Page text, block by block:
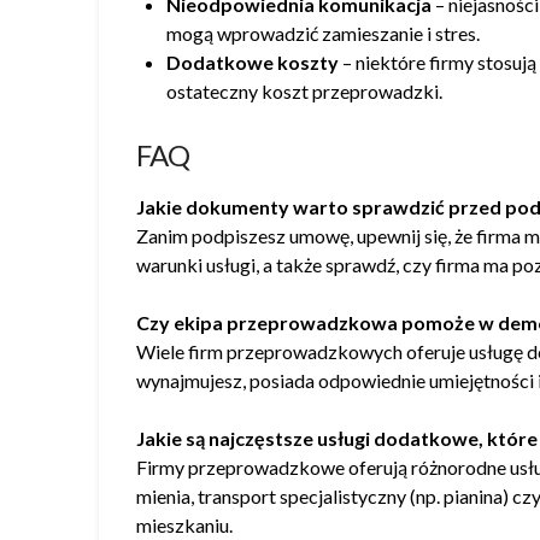
mogą wprowadzić zamieszanie i stres.
Dodatkowe koszty – niektóre firmy
ostateczny koszt przeprowadzki.
FAQ
Jakie dokumenty warto sprawdzić przed
Zanim podpiszesz umowę, upewnij się, że firma
warunki usługi, a także sprawdź, czy firma ma
Czy ekipa przeprowadzkowa pomoże w
Wiele firm przeprowadzkowych oferuje usługę
wynajmujesz, posiada odpowiednie
Jakie są najczęstsze usługi dodatkowe,
Firmy przeprowadzkowe oferują różnorodne
mienia, transport specjalistyczny (np. pianina)
mieszkaniu.